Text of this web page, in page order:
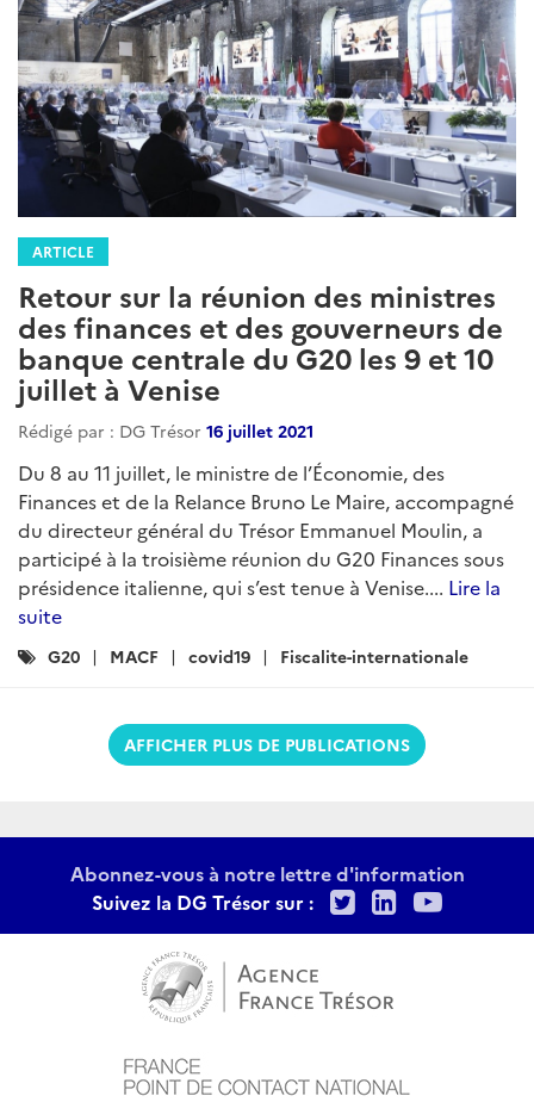
ARTICLE
Retour sur la réunion des ministres
des finances et des gouverneurs de
banque centrale du G20 les 9 et 10
juillet à Venise
Rédigé par : DG Trésor 16 juillet 2021
Du 8 au 11 juillet, le ministre de l’Économie, des
Finances et de la Relance Bruno Le Maire, accompagné
du directeur général du Trésor Emmanuel Moulin, a
participé à la troisième réunion du G20 Finances sous
présidence italienne, qui s’est tenue à Venise.... Lire la
suite
Catégories
G20 MACF covid19 Fiscalite-internationale
AFFICHER PLUS DE PUBLICATIONS
Abonnez-vous à notre lettre d'information
Suivez la DG Trésor sur :
TwitterLinkedIn